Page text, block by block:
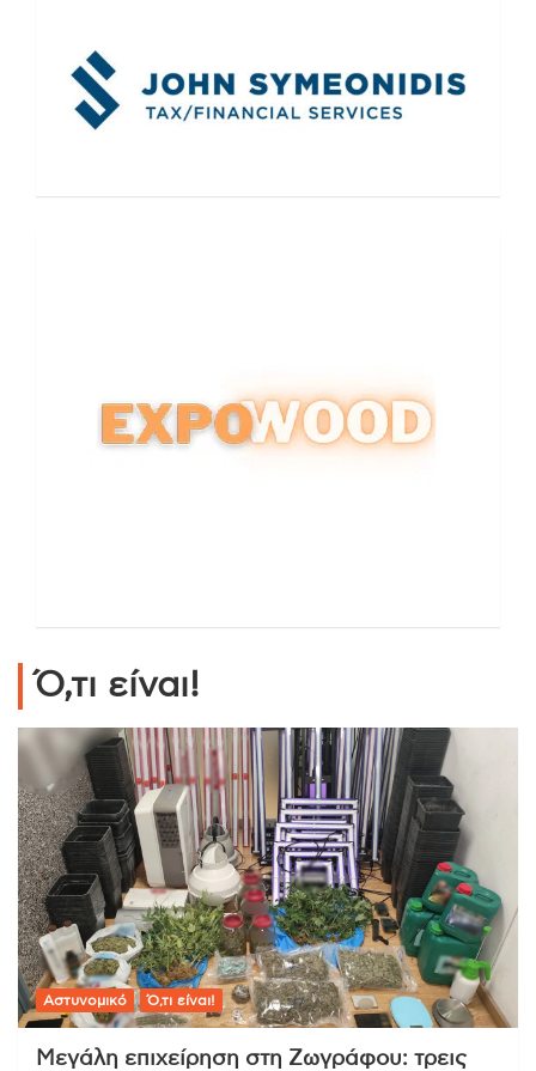
Ό,τι είναι!
Αστυνομικό Ό,τι είναι!
Μεγάλη επιχείρηση στη Ζωγράφου: τρεις